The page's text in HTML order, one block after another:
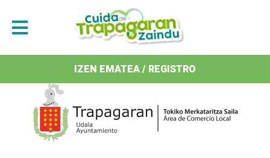
Antolatzaileak / Organizan
IZEN EMATEA / REGISTRO